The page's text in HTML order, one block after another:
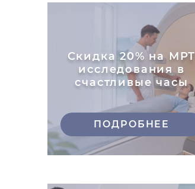
Скидка 20% на МРТ
исследования в
счастливые часы
ПОДРОБНЕЕ